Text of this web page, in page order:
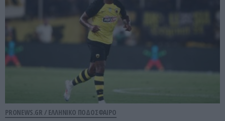
PRONEWS.GR / ΕΛΛΗΝΙΚΟ ΠΟΔΟΣΦΑΙΡΟ